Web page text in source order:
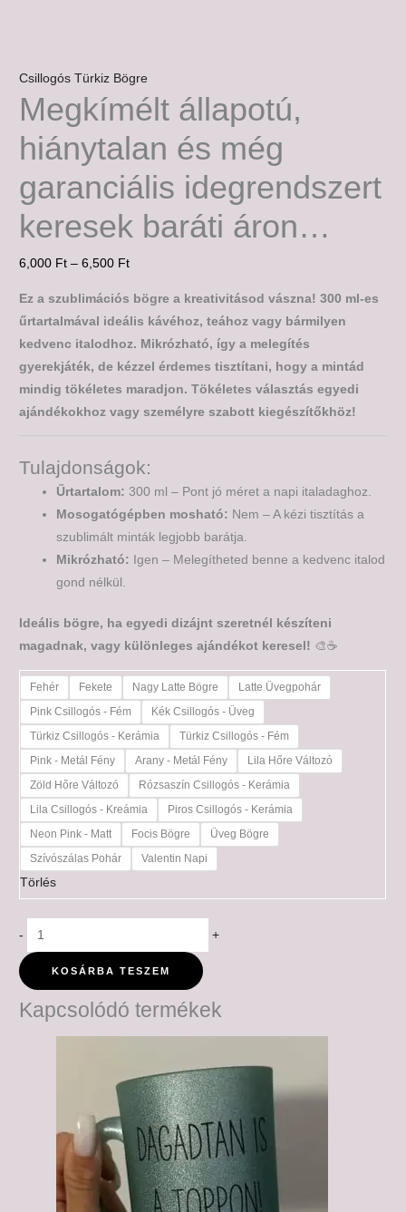
Csillogós Türkiz Bögre
Megkímélt állapotú,
hiánytalan és még
garanciális idegrendszert
keresek baráti áron…
6,000 Ft – 6,500 Ft
Ez a szublimációs bögre a kreativitásod vászna! 300 ml-es
űrtartalmával ideális kávéhoz, teához vagy bármilyen
kedvenc italodhoz. Mikrózható, így a melegítés
gyerekjáték, de kézzel érdemes tisztítani, hogy a mintád
mindig tökéletes maradjon. Tökéletes választás egyedi
ajándékokhoz vagy személyre szabott kiegészítőkhöz!
Tulajdonságok:
Űrtartalom: 300 ml – Pont jó méret a napi italadaghoz.
Mosogatógépben mosható: Nem – A kézi tisztítás a
szublimált minták legjobb barátja.
Mikrózható: Igen – Melegítheted benne a kedvenc italod
gond nélkül.
Ideális bögre, ha egyedi dizájnt szeretnél készíteni
magadnak, vagy különleges ajándékot keresel! 🎨☕
Fehér Fekete Nagy Latte Bögre
Latte Üvegpohár
Pink Csillogós - Fém
Kék Csillogós - Üveg
Türkiz Csillogós - Kerámia
Türkiz Csillogós - Fém
Pink - Metál Fény
Arany - Metál Fény
Lila Hőre Változó
Zöld Hőre Változó
Rózsaszín Csillogós - Kerámia
Lila Csillogós - Kreámia
Piros Csillogós - Kerámia
Neon Pink - Matt
Focis Bögre
Üveg Bögre
Szívószálas Pohár
Valentin Napi
Törlés
- +
KOSÁRBA TESZEM
Kapcsolódó termékek
6,500 Ft